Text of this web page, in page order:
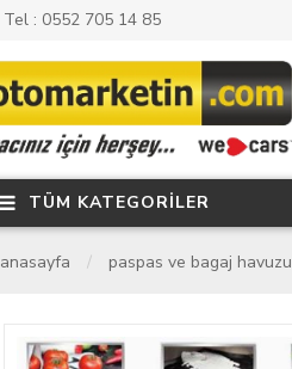
Tel : 0552 705 14 85
TÜM KATEGORİLER
anasayfa paspas ve bagaj havuzu